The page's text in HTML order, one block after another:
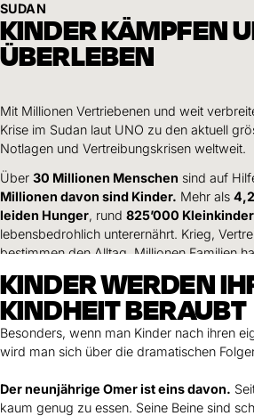
Testament und Legat
Philanthropie
Unternehmenskooperationen
Hilfe für Ukraine
Hilfe für Sudan
Hilfe für Afghanistan
Alle Nothilfe-Projekte
Wirkung und Erfolge
Mittelverwendung
Jahresbericht und Finanzen
Lateinamerika
Naher Osten und Europa
SUDAN
KINDER KÄMPFEN
ÜBERLEBEN
Mit Millionen Vertriebenen und weit
Krise im Sudan laut UNO zu den aktuell
Notlagen und Vertreibungskrisen weltweit.
Über 30 Millionen Menschen sind auf
Millionen davon sind Kinder. Mehr als
leiden Hunger, rund 825’000 Kleinkinder
lebensbedrohlich unterernährt. Krieg,
bestimmen den Alltag. Millionen Familien
Unser Gebietsleiter berichtet
KINDER WERDEN
KINDHEIT BERAUBT
Besonders, wenn man Kinder nach ihren
wird man sich über die dramatischen
Der neunjährige Omer ist eins davon.
kaum genug zu essen. Seine Beine sind